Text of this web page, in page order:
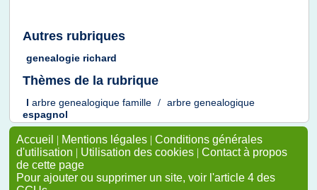
Autres rubriques
genealogie richard
Thèmes de la rubrique
l arbre genealogique famille / arbre genealogique
espagnol
Accueil | Mentions légales | Conditions générales
d'utilisation | Utilisation des cookies | Contact à propos
de cette page
Pour ajouter ou supprimer un site, voir l'article 4 des